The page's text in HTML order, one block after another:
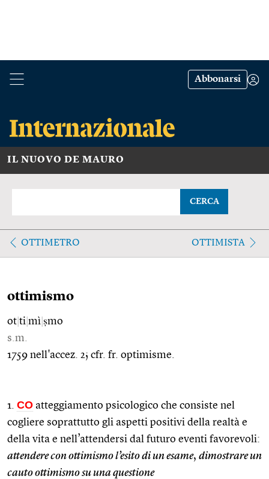
Abbonarsi
IL NUOVO DE MAURO
CERCA
OTTIMETRO OTTIMISTA
ottimismo
ot ti mì ṣmo
s.m.
1759 nell'accez. 2; cfr. fr. optimisme.
1. CO atteggiamento psicologico che consiste nel
cogliere soprattutto gli aspetti positivi della realtà e
della vita e nell’attendersi dal futuro eventi favorevoli:
attendere con ottimismo l’esito di un esame, dimostrare un
cauto ottimismo su una questione